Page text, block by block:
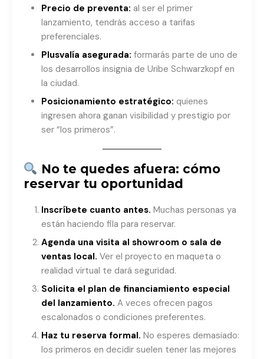
Precio de preventa: al ser el primer
lanzamiento, tendrás acceso a tarifas
preferenciales.
Plusvalía asegurada: formarás parte de uno de
los desarrollos insignia de Uribe Schwarzkopf en
la ciudad.
Posicionamiento estratégico: quienes
ingresen ahora ganan visibilidad y prestigio por
ser “los primeros”.
No te quedes afuera: cómo
reservar tu oportunidad
Inscríbete cuanto antes. Muchas personas ya
están haciendo fila para reservar.
Agenda una visita al showroom o sala de
ventas local. Ver el proyecto en maqueta o
realidad virtual te dará seguridad.
Solicita el plan de financiamiento especial
del lanzamiento. A veces ofrecen pagos
escalonados o condiciones preferentes.
Haz tu reserva formal. No esperes demasiado:
los primeros en decidir suelen tener las mejores